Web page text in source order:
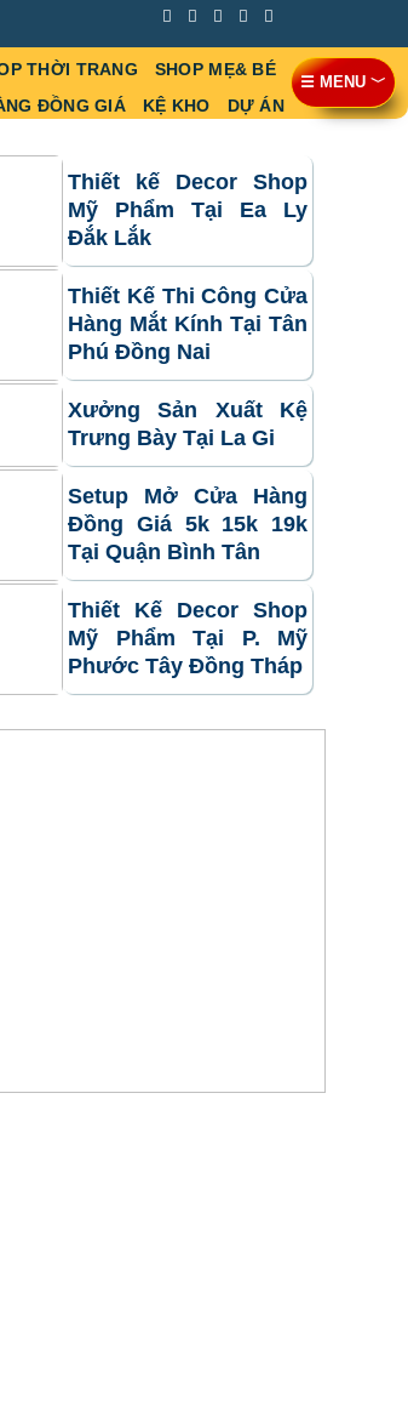
THỜI TRANG
SHOP MẸ& BÉ
ĐỒNG GIÁ KỆ KHO DỰ ÁN
Thiết kế Decor Shop
Mỹ Phẩm Tại Ea Ly
Đắk Lắk
Thiết Kế Thi Công Cửa
Hàng Mắt Kính Tại Tân
Phú Đồng Nai
Xưởng Sản Xuất Kệ
Trưng Bày Tại La Gi
Setup Mở Cửa Hàng
Đồng Giá 5k 15k 19k
Tại Quận Bình Tân
Thiết Kế Decor Shop
Mỹ Phẩm Tại P. Mỹ
Phước Tây Đồng Tháp
☰ MENU ﹀